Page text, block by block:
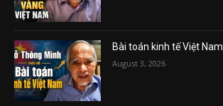
Bài toán kinh tế Việt Nam
August 3, 2026